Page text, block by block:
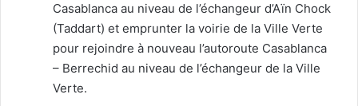
Casablanca au niveau de l’échangeur d’Aïn Chock
(Taddart) et emprunter la voirie de la Ville Verte
pour rejoindre à nouveau l’autoroute Casablanca
– Berrechid au niveau de l’échangeur de la Ville
Verte.